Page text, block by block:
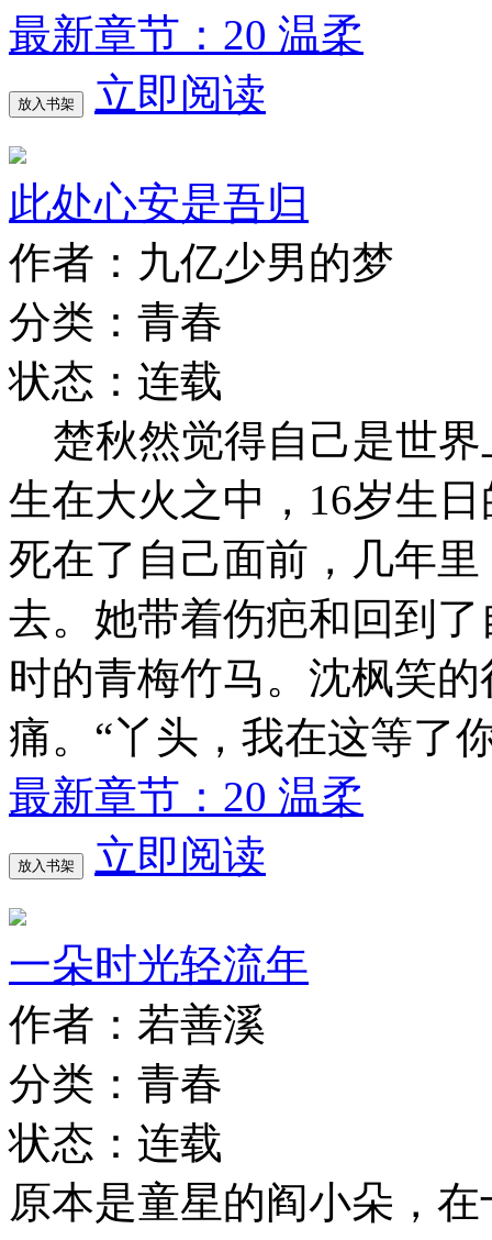
最新章节：20 温柔
放入书架 立即阅读
此处心安是吾归
作者：九亿少男的梦
分类：青春
状态：连载
楚秋然觉得自己是世界
生在大火之中，16岁生
死在了自己面前，几年
去。她带着伤疤和回到
时的青梅竹马。沈枫笑
痛。“丫头，我在这等了
最新章节：20 温柔
放入书架 立即阅读
一朵时光轻流年
作者：若善溪
分类：青春
状态：连载
原本是童星的阎小朵，